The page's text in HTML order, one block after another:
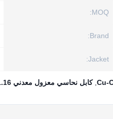
MOQ:
Brand:
Jacket:
,كابل نحاسي معزول معدني 1.16 مم